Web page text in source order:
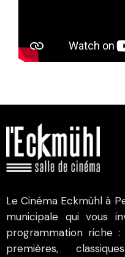
Le Cinéma Eckmühl à
municipale qui vous
programmation riche
premières,